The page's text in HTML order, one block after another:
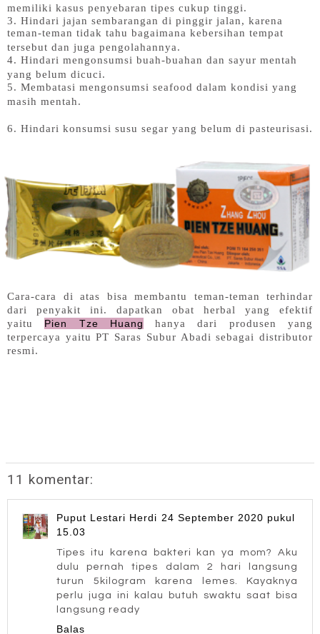
memiliki kasus penyebaran tipes cukup tinggi.
3. Hindari jajan sembarangan di pinggir jalan, karena
teman-teman tidak tahu bagaimana kebersihan tempat
tersebut dan juga pengolahannya.
4. Hindari mengonsumsi buah-buahan dan sayur mentah
yang belum dicuci.
5. Membatasi mengonsumsi seafood dalam kondisi yang
masih mentah.
6. Hindari konsumsi susu segar yang belum di pasteurisasi.
Cara-cara di atas bisa membantu teman-teman terhindar
dari penyakit ini. dapatkan obat herbal yang efektif
yaitu Pien Tze Huang
hanya dari produsen yang
terpercaya yaitu PT Saras Subur Abadi sebagai distributor
resmi.
11 komentar:
Puput Lestari Herdi 24 September 2020 pukul
15.03
Tipes itu karena bakteri kan ya mom? Aku
dulu pernah tipes dalam 2 hari langsung
turun 5kilogram karena lemes. Kayaknya
perlu juga ini kalau butuh swaktu saat bisa
langsung ready
Balas